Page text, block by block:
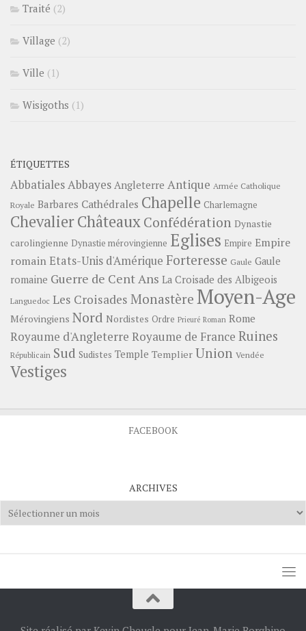
Traité (2)
Village (2)
Ville (1)
Wisigoths (1)
ÉTIQUETTES
Abbatiales Abbayes Angleterre Antique Armée Catholique
Royale Barbares Cathédrales Chapelle Charlemagne
ChevalierChâteauxConfédération Dynastie
carolingienne Dynastie mérovingienne Eglises Empire Empire
romainEtats-Unis d'Amérique Forteresse Gaule Gaule
romaine Guerre de Cent Ans La Croisade des Albigeois
Languedoc Les Croisades Monastère Moyen-Age
Mérovingiens Nord Nordistes Ordre Prieuré Roman Rome
Royaume d'Angleterre Royaume de France Ruines
Républicain Sud Sudistes Temple Templier Union Vendée
Vestiges
FACEBOOK
ARCHIVES
Archives